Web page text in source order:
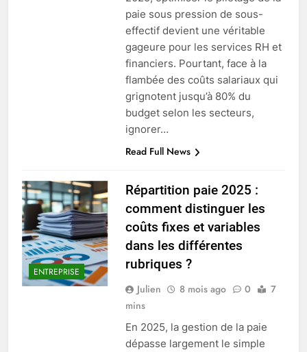
paie sous pression de sous-
effectif devient une véritable
gageure pour les services RH et
financiers. Pourtant, face à la
flambée des coûts salariaux qui
grignotent jusqu’à 80% du
budget selon les secteurs,
ignorer…
Read Full News
ENTREPRISE
Répartition paie 2025 :
comment distinguer les
coûts fixes et variables
dans les différentes
rubriques ?
Julien 8 mois ago 0
7
mins
En 2025, la gestion de la paie
dépasse largement le simple